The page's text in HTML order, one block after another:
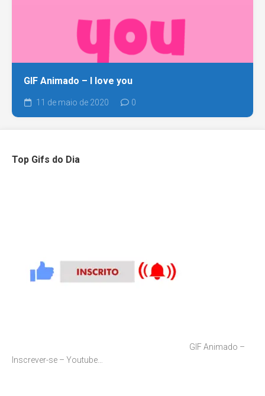
GIF Animado – I love you
11 de maio de 2020 0
Top Gifs do Dia
GIF Animado –
Inscrever-se – Youtube…